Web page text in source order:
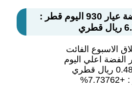
سعر جرام الفضة عيار 930 اليوم قطر :
الاسبوع الفائت
الفضة اعلي اليوم